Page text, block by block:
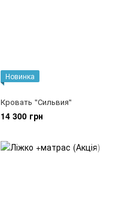
Новинка
Кровать "Сильвия"
14 300 грн